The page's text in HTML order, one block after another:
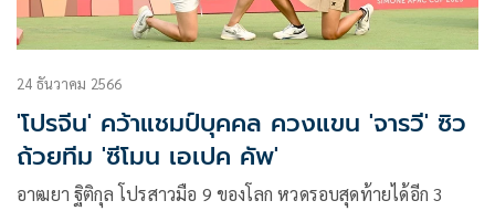
24 ธันวาคม 2566
'โปรจีน' คว้าแชมป์บุคคล ควงแขน 'จารวี' ซิว
ถ้วยทีม 'ซีโมน เอเปค คัพ'
อาฒยา ฐิติกุล โปรสาวมือ 9 ของโลก หวดรอบสุดท้ายได้อีก 3